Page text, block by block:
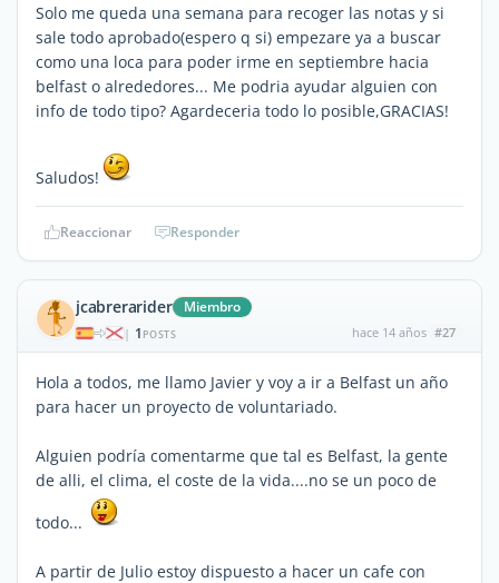
Solo me queda una semana para recoger las notas y si
sale todo aprobado(espero q si) empezare ya a buscar
como una loca para poder irme en septiembre hacia
belfast o alrededores... Me podria ayudar alguien con
info de todo tipo? Agardeceria todo lo posible,GRACIAS!
Saludos!
Reaccionar Responder
jcabrerarider Miembro
| 1 POSTS hace 14 años #27
Hola a todos, me llamo Javier y voy a ir a Belfast un año
para hacer un proyecto de voluntariado.
Alguien podría comentarme que tal es Belfast, la gente
de alli, el clima, el coste de la vida....no se un poco de
todo...
A partir de Julio estoy dispuesto a hacer un cafe con